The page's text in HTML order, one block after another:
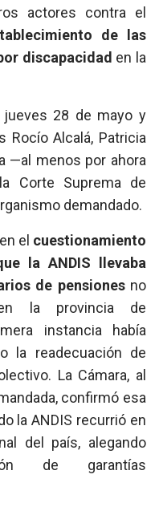
actores contra el
de las
discapacidad en la
28 de mayo y
Rocío Alcalá, Patricia
—al menos por ahora
Corte Suprema de
demandado.
el cuestionamiento
la ANDIS llevaba
de pensionesno
la provincia de
instancia había
la readecuación de
La Cámara, al
confirmó esa
la ANDIS recurrió en
del país, alegando
de garantías